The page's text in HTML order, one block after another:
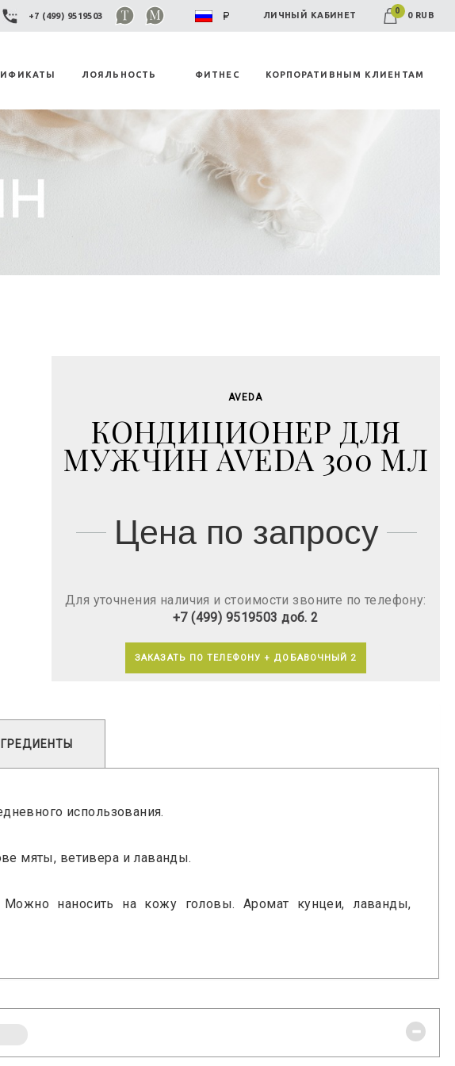
+7 (499) 9519503 ЛИЧНЫЙ КАБИНЕТ 0 0 RUB
ЛОЯЛЬНОСТЬ ФИТНЕС КОРПОРАТИВНЫМ КЛИЕНТАМ
AVEDA
КОНДИЦИОНЕР ДЛЯ
МУЖЧИН AVEDA 300 МЛ
Цена по запросу
Для уточнения наличия и стоимости звоните по телефону:
+7 (499) 9519503 доб. 2
ЗАКАЗАТЬ ПО ТЕЛЕФОНУ + ДОБАВОЧНЫЙ 2
использования.
мяты, ветивера и лаванды.
Можно наносить на кожу головы. Аромат кунцеи, лаванды,